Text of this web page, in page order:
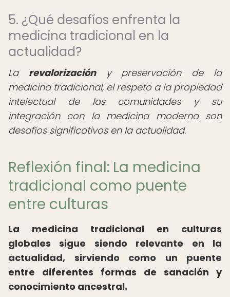
5. ¿Qué desafíos enfrenta la
medicina tradicional en la
actualidad?
La revalorizacióny preservación de la
medicina tradicional, el respeto a la propiedad
intelectual de las comunidades y su
integración con la medicina moderna son
desafíos significativos en la actualidad.
Reflexión final: La medicina
tradicional como puente
entre culturas
La medicina tradicional en culturas
globales sigue siendo relevante en la
actualidad, sirviendo como un puente
entre diferentes formas de sanación y
conocimiento ancestral.